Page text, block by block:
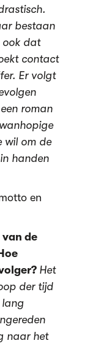
bestaan
ook dat
contact
Er volgt
roman
wil om de
handen
en
de
Hoe
Het
der tijd
lang
naar het